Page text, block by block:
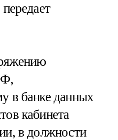
в банке данных
кабинета
в должности